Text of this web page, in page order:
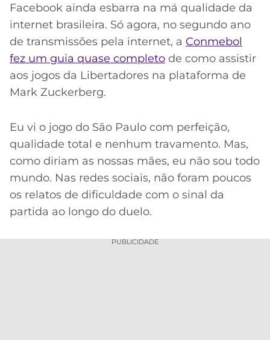
Facebook ainda esbarra na má qualidade da
internet brasileira. Só agora, no segundo ano
de transmissões pela internet, a Conmebol
fez um guia quase completo de como assistir
aos jogos da Libertadores na plataforma de
Mark Zuckerberg.
Eu vi o jogo do São Paulo com perfeição,
qualidade total e nenhum travamento. Mas,
como diriam as nossas mães, eu não sou todo
mundo. Nas redes sociais, não foram poucos
os relatos de dificuldade com o sinal da
partida ao longo do duelo.
PUBLICIDADE